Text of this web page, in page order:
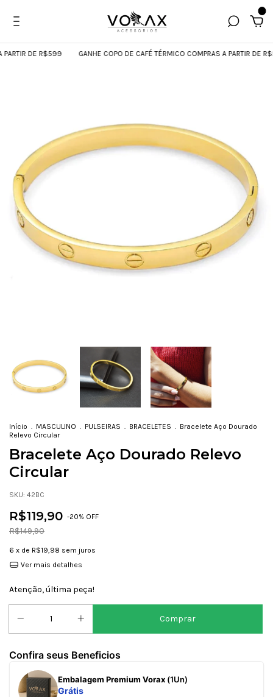
DE R$599 GANHE COPO DE CAFÉ TÉRMICO COMPRAS A PARTIR DE R$599
Início . MASCULINO . PULSEIRAS . BRACELETES . Bracelete Aço Dourado
Relevo Circular
Bracelete Aço Dourado Relevo
Circular
SKU: 42BC
R$119,90 -20% OFF
R$149,90
6 x de R$19,98 sem juros
Ver mais detalhes
Atenção, última peça!
Confira seus Beneficios
Embalagem Premium Vorax (1Un)
Grátis